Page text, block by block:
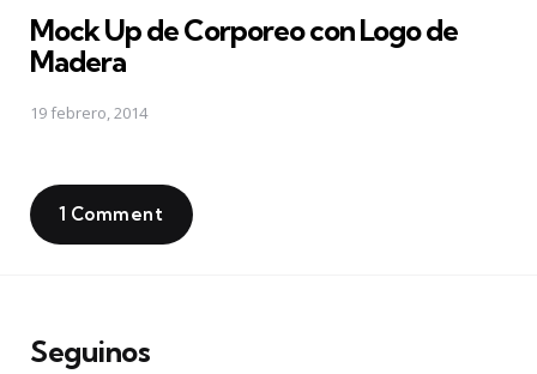
Mock Up de Corporeo con Logo de
Madera
19 febrero, 2014
1 Comment
Seguinos